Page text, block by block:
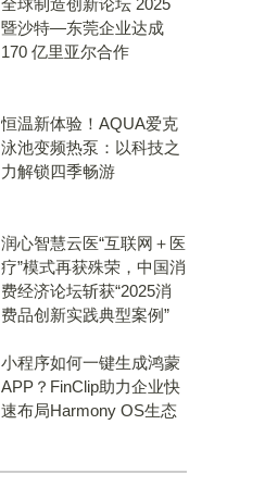
全球制造创新论坛 2025
暨沙特—东莞企业达成
170 亿里亚尔合作
恒温新体验！AQUA爱克
泳池变频热泵：以科技之
力解锁四季畅游
润心智慧云医“互联网＋医
疗”模式再获殊荣，中国消
费经济论坛斩获“2025消
费品创新实践典型案例”
小程序如何一键生成鸿蒙
APP？FinClip助力企业快
速布局Harmony OS生态